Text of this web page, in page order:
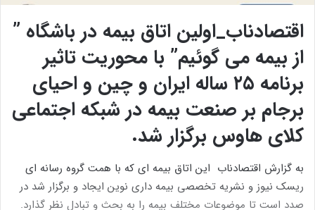
اقتصادناب_اولین اتاق بیمه در باشگاه ”
از بیمه می گوئیم” با محوریت تاثیر
برنامه ۲۵ ساله ایران و چین و احیای
برجام بر صنعت بیمه در شبکه اجتماعی
کلای هاوس برگزار شد.
به گزارش اقتصادناب این اتاق بیمه ای که با همت گروه رسانه ای
ریسک نیوز و نشریه تخصصی بیمه داری نوین ایجاد و برگزار شد در
صدد است تا موضوعات مختلف بیمه را به بحث و تبادل نظر گذارد.